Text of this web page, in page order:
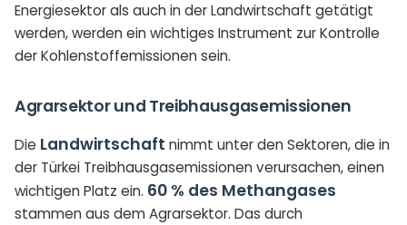
Energiesektor als auch in der Landwirtschaft getätigt
werden, werden ein wichtiges Instrument zur Kontrolle
der Kohlenstoffemissionen sein.
Agrarsektor und Treibhausgasemissionen
Die Landwirtschaft nimmt unter den Sektoren, die in
der Türkei Treibhausgasemissionen verursachen, einen
wichtigen Platz ein. 60 % des Methangases
stammen aus dem Agrarsektor. Das durch